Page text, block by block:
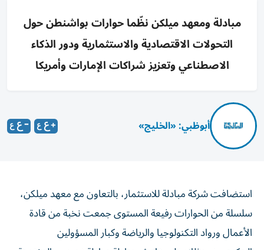
مبادلة ومعهد ميلكن نظّما حوارات بواشنطن حول
التحولات الاقتصادية والاستثمارية ودور الذكاء
الاصطناعي وتعزيز شراكات الإمارات وأمريكا
أبوظبي: «الخليج»
سلسلة من الحوارات رفيعة المستوى جمعت نخبة من قادة
الأعمال ورواد التكنولوجيا والرياضة وكبار المسؤولين
الحكوميين، وذلك على هامش بطولة مبادلة دي سي المفتوحة